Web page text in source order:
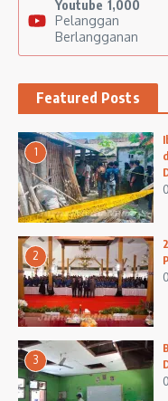
Youtube 1,000
Pelanggan
Berlangganan
Featured Posts
1
2
3